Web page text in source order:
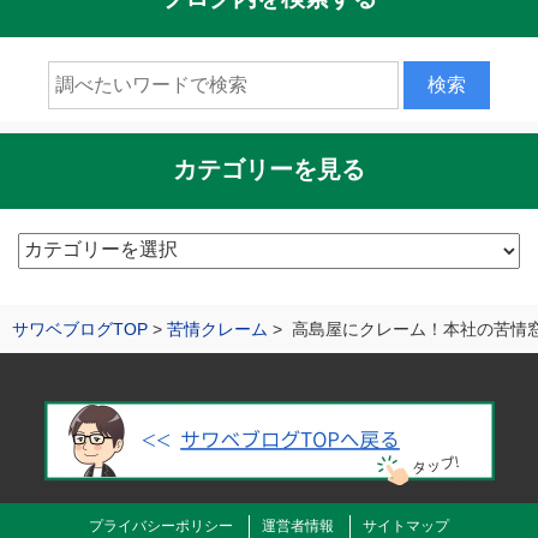
サワベブログTOP 苦情クレーム 高島屋にクレーム！本社の苦情
カテゴリーを見る
カ
リ
プライバシーポリシー 運営者情報 サイトマップ